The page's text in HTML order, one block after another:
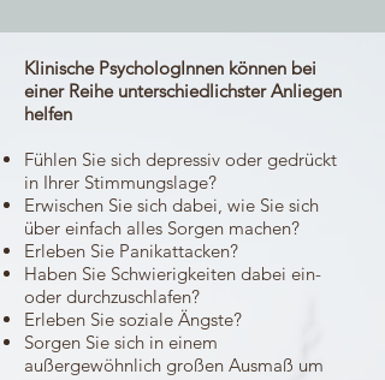
Klinische PsychologInnen können bei
einer Reihe unterschiedlichster Anliegen
helfen
Fühlen Sie sich depressiv oder gedrückt
in Ihrer Stimmungslage?
Erwischen Sie sich dabei, wie Sie sich
über einfach alles Sorgen machen?
Erleben Sie Panikattacken?
Haben Sie Schwierigkeiten dabei ein-
oder durchzuschlafen?
Erleben Sie soziale Ängste?
Sorgen Sie sich in einem
außergewöhnlich großen Ausmaß um